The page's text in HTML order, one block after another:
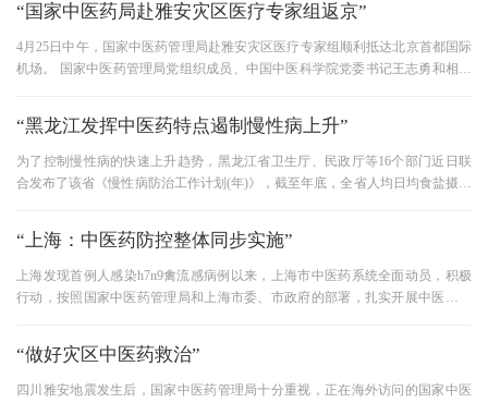
“国家中医药局赴雅安灾区医疗专家组返京”
4月25日中午，国家中医药管理局赴雅安灾区医疗专家组顺利抵达北京首都国际
机场。 国家中医药管理局党组织成员、中国中医科学院党委书记王志勇和相关
“黑龙江发挥中医药特点遏制慢性病上升”
为了控制慢性病的快速上升趋势，黑龙江省卫生厅、民政厅等16个部门近日联
合发布了该省《慢性病防治工作计划(年)》，截至年底，全省人均日均食盐摄入
“上海：中医药防控整体同步实施”
上海发现首例人感染h7n9禽流感病例以来，上海市中医药系统全面动员，积极
行动，按照国家中医药管理局和上海市委、市政府的部署，扎实开展中医药防
“做好灾区中医药救治”
四川雅安地震发生后，国家中医药管理局十分重视，正在海外访问的国家中医